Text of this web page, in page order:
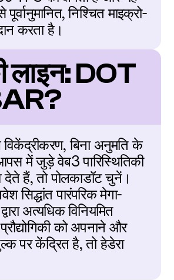
निश्चित माइक्रो-
करता है।
लाइन: DOT
बिना अनुमति के
में जुड़े वेब3 पारिस्थितिकी
देते हैं, तो पोलकाडॉट चुनें।
सिद्धांत पारंपरिक मेगा-
अत्यधिक विनियमित
को अपनाने और
पर केंद्रित है, तो हेडेरा